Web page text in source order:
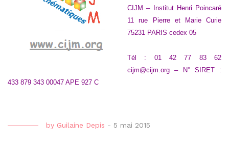
CIJM – Institut Henri Poincaré
11 rue Pierre et Marie Curie
75231 PARIS cedex 05
Tél : 01 42 77 83 62
cijm@cijm.org – N° SIRET :
433 879 343 00047 APE 927 C
by Guilaine Depis - 5 mai 2015